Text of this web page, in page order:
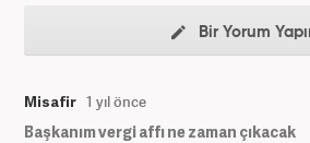
Bir Yorum
Misafir 1 yıl önce
Başkanım vergi affı ne zaman çıkacak